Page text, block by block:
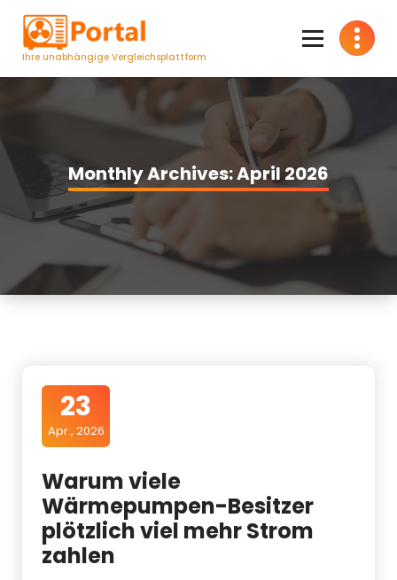
Inhalt
springen
Ihre unabhängige Vergleichsplattform
Monthly Archives: April 2026
23
Apr., 2026
Warum viele
Wärmepumpen-Besitzer
plötzlich viel mehr Strom
zahlen